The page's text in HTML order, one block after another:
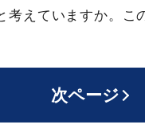
考えていますか。こ
次ページ